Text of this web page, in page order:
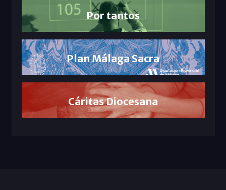
Por tantos
Plan Málaga Sacra
Cáritas Diocesana